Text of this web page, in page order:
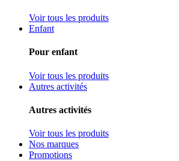
Voir tous les produits
Enfant
Pour enfant
Voir tous les produits
Autres activités
Autres activités
Voir tous les produits
Nos marques
Promotions